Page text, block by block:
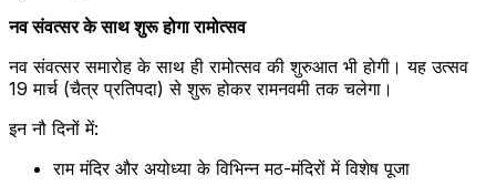
नव संवत्सर के साथ शुरू होगा रामोत्सव
नव संवत्सर समारोह के साथ ही रामोत्सव की शुरुआत भी होगी। यह उत्सव
19 मार्च (चैत्र प्रतिपदा) से शुरू होकर रामनवमी तक चलेगा।
इन नौ दिनों में:
राम मंदिर और अयोध्या के विभिन्न मठ-मंदिरों में विशेष पूजा